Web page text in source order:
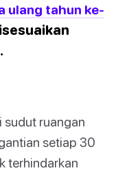
ulang tahun ke-
sudut ruangan
setiap 30
terhindarkan